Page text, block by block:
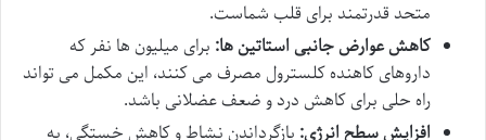
متحد قدرتمند برای قلب شماست.
کاهش عوارض جانبی استاتین ها: برای میلیون ها نفر که
داروهای کاهنده کلسترول مصرف می کنند، این مکمل می تواند
راه حلی برای کاهش درد و ضعف عضلانی باشد.
افزایش سطح انرژی: بازگرداندن نشاط و کاهش خستگی، به